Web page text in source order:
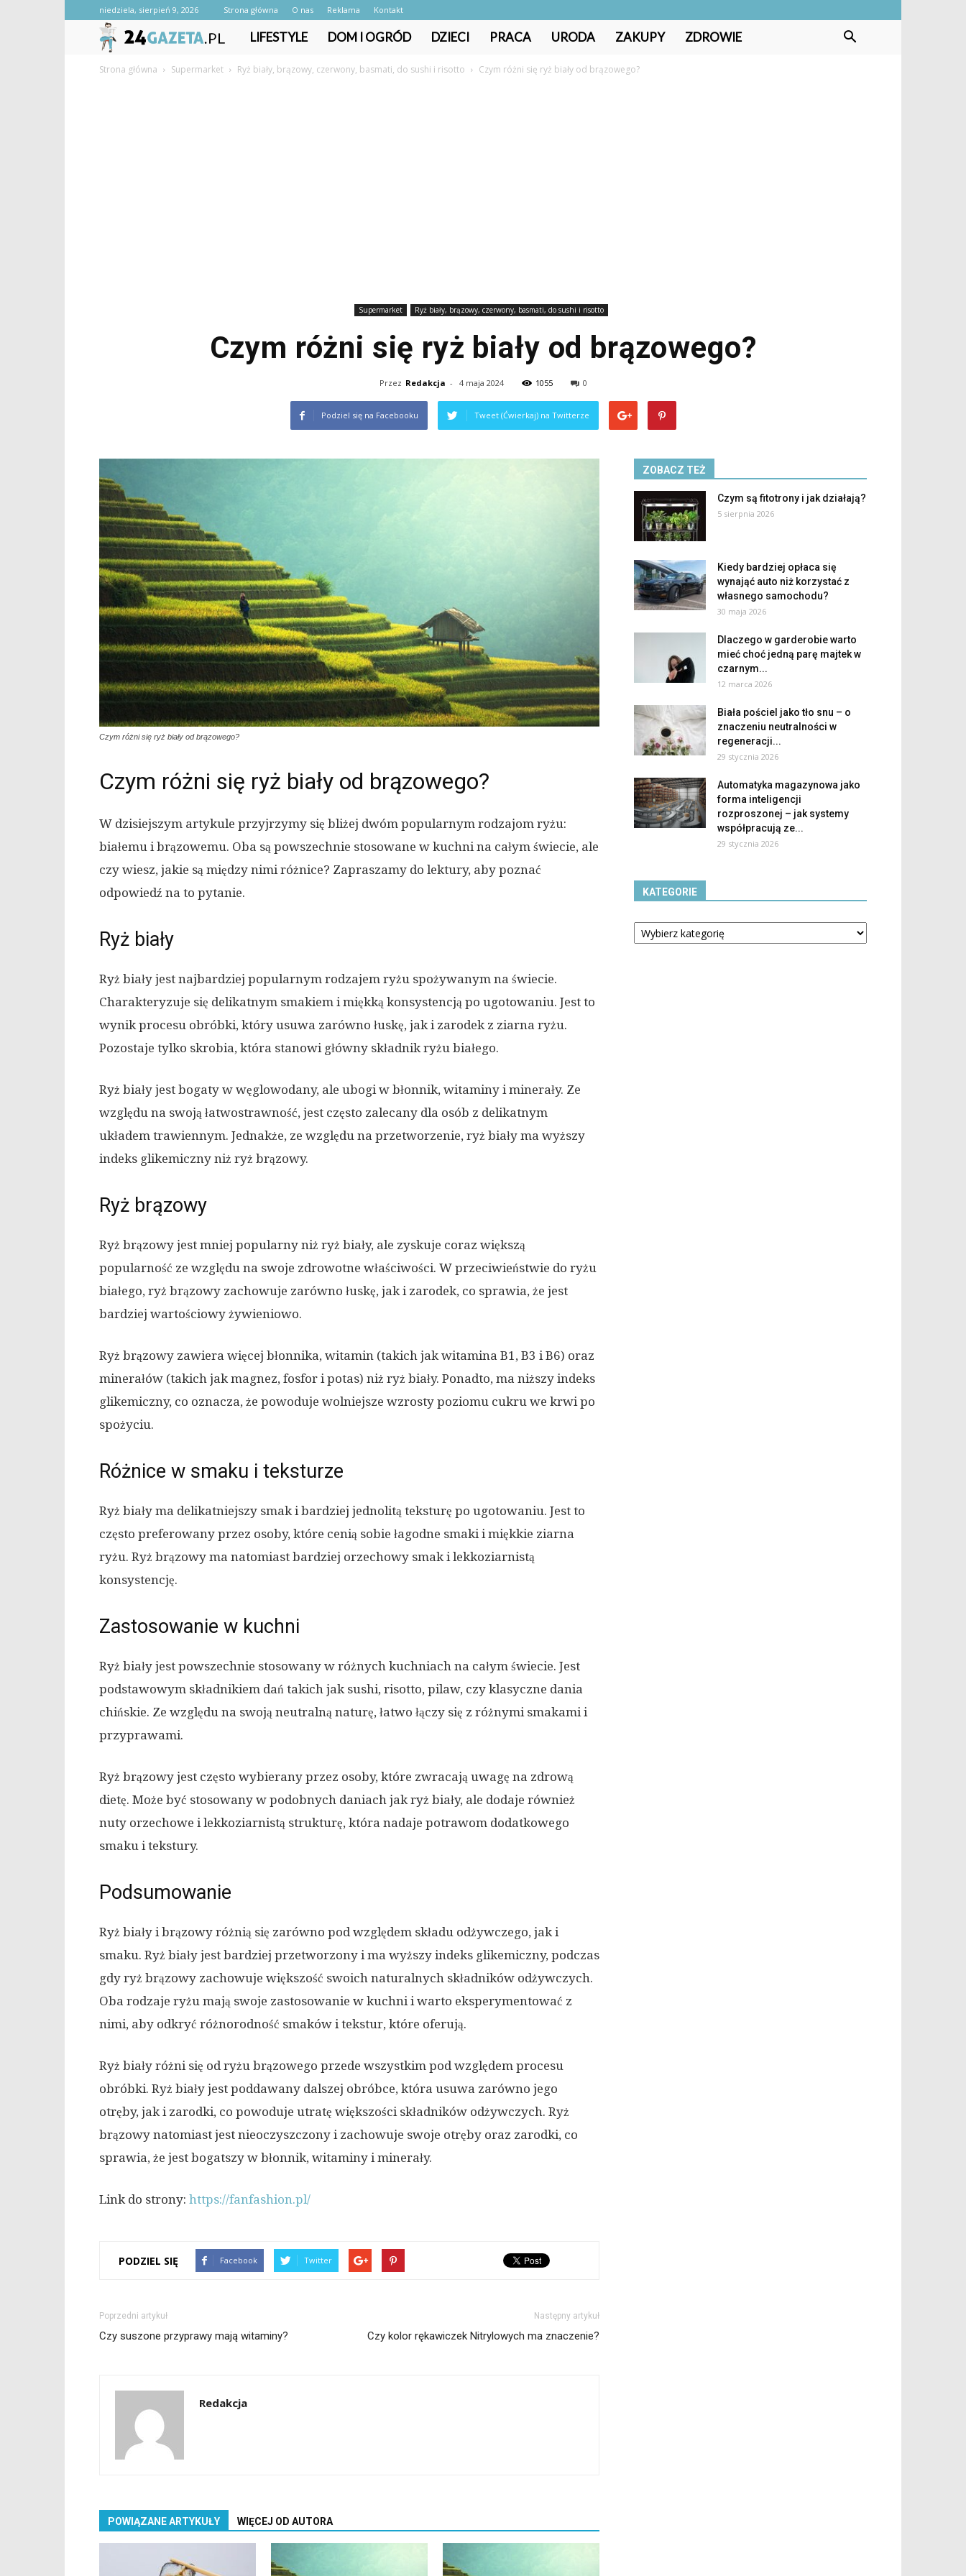
niedziela, sierpień 9, 2026 Strona główna O nas Reklama Kontakt
24gazeta.pl
LIFESTYLE DOM I OGRÓD DZIECI PRACA URODA ZAKUPY ZDROWIE
Strona główna Supermarket Ryż biały, brązowy, czerwony, basmati, do sushi i risotto Czym różni się ryż biały od brązowego?
Supermarket Ryż biały, brązowy, czerwony, basmati, do sushi i risotto
Czym różni się ryż biały od brązowego?
Przez Redakcja - 4 maja 2024 1055 0
Podziel się na Facebooku Tweet (Ćwierkaj) na Twitterze
Czym różni się ryż biały od brązowego?
Czym różni się ryż biały od brązowego?
W dzisiejszym artykule przyjrzymy się bliżej dwóm popularnym rodzajom ryżu:
białemu i brązowemu. Oba są powszechnie stosowane w kuchni na całym świecie, ale
czy wiesz, jakie są między nimi różnice? Zapraszamy do lektury, aby poznać
odpowiedź na to pytanie.
Ryż biały
Ryż biały jest najbardziej popularnym rodzajem ryżu spożywanym na świecie.
Charakteryzuje się delikatnym smakiem i miękką konsystencją po ugotowaniu. Jest to
wynik procesu obróbki, który usuwa zarówno łuskę, jak i zarodek z ziarna ryżu.
Pozostaje tylko skrobia, która stanowi główny składnik ryżu białego.
Ryż biały jest bogaty w węglowodany, ale ubogi w błonnik, witaminy i minerały. Ze
względu na swoją łatwostrawność, jest często zalecany dla osób z delikatnym
układem trawiennym. Jednakże, ze względu na przetworzenie, ryż biały ma wyższy
indeks glikemiczny niż ryż brązowy.
Ryż brązowy
Ryż brązowy jest mniej popularny niż ryż biały, ale zyskuje coraz większą
popularność ze względu na swoje zdrowotne właściwości. W przeciwieństwie do ryżu
białego, ryż brązowy zachowuje zarówno łuskę, jak i zarodek, co sprawia, że jest
bardziej wartościowy żywieniowo.
Ryż brązowy zawiera więcej błonnika, witamin (takich jak witamina B1, B3 i B6) oraz
minerałów (takich jak magnez, fosfor i potas) niż ryż biały. Ponadto, ma niższy indeks
glikemiczny, co oznacza, że powoduje wolniejsze wzrosty poziomu cukru we krwi po
spożyciu.
Różnice w smaku i teksturze
Ryż biały ma delikatniejszy smak i bardziej jednolitą teksturę po ugotowaniu. Jest to
często preferowany przez osoby, które cenią sobie łagodne smaki i miękkie ziarna
ryżu. Ryż brązowy ma natomiast bardziej orzechowy smak i lekkoziarnistą
konsystencję.
Zastosowanie w kuchni
Ryż biały jest powszechnie stosowany w różnych kuchniach na całym świecie. Jest
podstawowym składnikiem dań takich jak sushi, risotto, pilaw, czy klasyczne dania
chińskie. Ze względu na swoją neutralną naturę, łatwo łączy się z różnymi smakami i
przyprawami.
Ryż brązowy jest często wybierany przez osoby, które zwracają uwagę na zdrową
dietę. Może być stosowany w podobnych daniach jak ryż biały, ale dodaje również
nuty orzechowe i lekkoziarnistą strukturę, która nadaje potrawom dodatkowego
smaku i tekstury.
Podsumowanie
Ryż biały i brązowy różnią się zarówno pod względem składu odżywczego, jak i
smaku. Ryż biały jest bardziej przetworzony i ma wyższy indeks glikemiczny, podczas
gdy ryż brązowy zachowuje większość swoich naturalnych składników odżywczych.
Oba rodzaje ryżu mają swoje zastosowanie w kuchni i warto eksperymentować z
nimi, aby odkryć różnorodność smaków i tekstur, które oferują.
Ryż biały różni się od ryżu brązowego przede wszystkim pod względem procesu
obróbki. Ryż biały jest poddawany dalszej obróbce, która usuwa zarówno jego
otręby, jak i zarodki, co powoduje utratę większości składników odżywczych. Ryż
brązowy natomiast jest nieoczyszczony i zachowuje swoje otręby oraz zarodki, co
sprawia, że jest bogatszy w błonnik, witaminy i minerały.
Link do strony: https://fanfashion.pl/
PODZIEL SIĘ Facebook Twitter
Poprzedni artykuł
Czy suszone przyprawy mają witaminy?
Następny artykuł
Czy kolor rękawiczek Nitrylowych ma znaczenie?
Redakcja
POWIĄZANE ARTYKUŁY WIĘCEJ OD AUTORA
ZOBACZ TEŻ
Czym są fitotrony i jak działają?
5 sierpnia 2026
Kiedy bardziej opłaca się
wynająć auto niż korzystać z
własnego samochodu?
30 maja 2026
Dlaczego w garderobie warto
mieć choć jedną parę majtek w
czarnym...
12 marca 2026
Biała pościel jako tło snu – o
znaczeniu neutralności w
regeneracji...
29 stycznia 2026
Automatyka magazynowa jako
forma inteligencji
rozproszonej – jak systemy
współpracują ze...
29 stycznia 2026
KATEGORIE
Kategorie